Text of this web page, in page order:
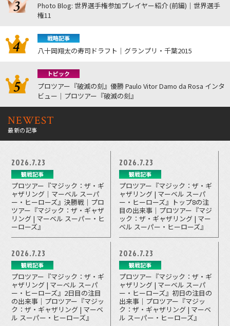
Photo Blog: 世界選手権参加プレイヤー紹介 (前編)｜世界選手
権11
戦略記事
八十岡翔太の寿司ドラフト｜グランプリ・千葉2015
トピック
プロツアー『破滅の刻』優勝 Paulo Vitor Damo da Rosa インタ
ビュー｜プロツアー『破滅の刻』
NEWEST
最新の記事
2026.7.23
観戦記事
プロツアー『マジック：ザ・ギ
ャザリング｜マーベル スーパ
ー・ヒーローズ』決勝戦｜プロ
ツアー『マジック：ザ・ギャザ
リング | マーベル スーパー・ヒ
ーローズ』
2026.7.23
観戦記事
プロツアー『マジック：ザ・ギ
ャザリング | マーベル スーパ
ー・ヒーローズ』トップ8の注
目の出来事｜プロツアー『マジ
ック：ザ・ギャザリング | マー
ベル スーパー・ヒーローズ』
2026.7.23
観戦記事
プロツアー『マジック：ザ・ギ
ャザリング | マーベル スーパ
ー・ヒーローズ』2日目の注目
の出来事｜プロツアー『マジッ
ク：ザ・ギャザリング | マーベ
ル スーパー・ヒーローズ』
2026.7.23
観戦記事
プロツアー『マジック：ザ・ギ
ャザリング | マーベル スーパ
ー・ヒーローズ』初日の注目の
出来事｜プロツアー『マジッ
ク：ザ・ギャザリング | マーベ
ル スーパー・ヒーローズ』